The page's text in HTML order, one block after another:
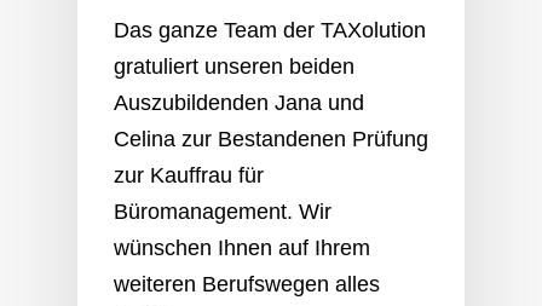
Das ganze Team der TAXolution
gratuliert unseren beiden
Auszubildenden Jana und
Celina zur Bestandenen Prüfung
zur Kauffrau für
Büromanagement. Wir
wünschen Ihnen auf Ihrem
weiteren Berufswegen alles